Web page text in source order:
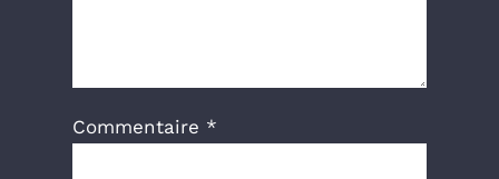
Commentaire *